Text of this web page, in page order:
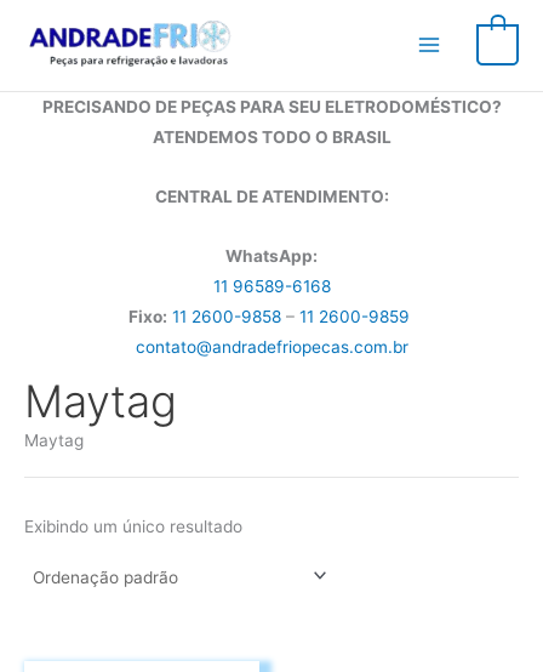
para
conteúdo
PRECISANDO DE PEÇAS PARA SEU ELETRODOMÉSTICO?
ATENDEMOS TODO O BRASIL
CENTRAL DE ATENDIMENTO:
WhatsApp:
11 96589-6168
Fixo: 11 2600-9858 – 11 2600-9859
contato@andradefriopecas.com.br
Maytag
Maytag
Exibindo um único resultado